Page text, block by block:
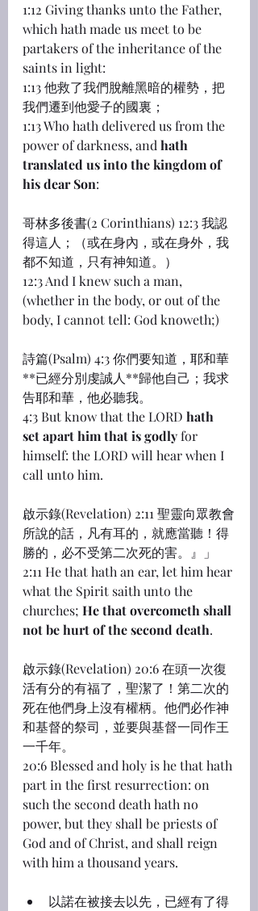
1:12 Giving thanks unto the Father,
which hath made us meet to be
partakers of the inheritance of the
saints in light:
1:13 他救了我們脫離黑暗的權勢，把
我們遷到他愛子的國裏；
1:13 Who hath delivered us from the
power of darkness, and hath
translated us into the kingdom of
his dear Son:
哥林多後書(2 Corinthians) 12:3 我認
得這人；（或在身內，或在身外，我
都不知道，只有神知道。）
12:3 And I knew such a man,
(whether in the body, or out of the
body, I cannot tell: God knoweth;)
詩篇(Psalm) 4:3 你們要知道，耶和華
**已經分別虔誠人**歸他自己；我求
告耶和華，他必聽我。
4:3 But know that the LORD hath
set apart him that is godly for
himself: the LORD will hear when I
call unto him.
啟示錄(Revelation) 2:11 聖靈向眾教會
所說的話，凡有耳的，就應當聽！得
勝的，必不受第二次死的害。』」
2:11 He that hath an ear, let him hear
what the Spirit saith unto the
churches; He that overcometh shall
not be hurt of the second death.
啟示錄(Revelation) 20:6 在頭一次復
活有分的有福了，聖潔了！第二次的
死在他們身上沒有權柄。他們必作神
和基督的祭司，並要與基督一同作王
一千年。
20:6 Blessed and holy is he that hath
part in the first resurrection: on
such the second death hath no
power, but they shall be priests of
God and of Christ, and shall reign
with him a thousand years.
以諾在被接去以先，已經有了得